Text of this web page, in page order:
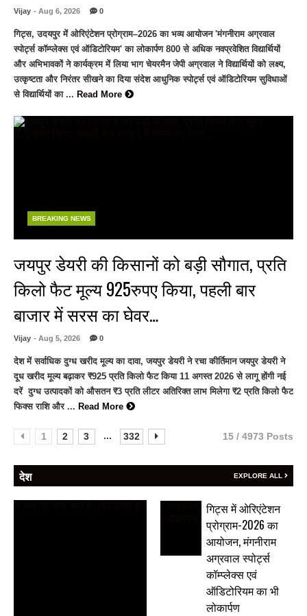
Vijay - Aug 6, 2026 0
गिट्स, उदयपुर में ओरिएंटेशन प्रोग्राम–2026 का भव्य आयोजन 'मंगनीराम अग्रवाल
स्पोर्ट्स कॉम्प्लेक्स एवं ऑडिटोरियम' का लोकार्पण 800 से अधिक नवप्रवेशित विद्यार्थियों
और अभिभावकों ने कार्यक्रम में लिया भाग चेयरमैन जेपी अग्रवाल ने विद्यार्थियों को लक्ष्य,
उत्कृष्टता और निरंतर सीखने का दिया संदेश आधुनिक स्पोर्ट्स एवं ऑडिटोरियम सुविधाओं
से विद्यार्थियों का ... Read More
BREAKING NEWS
जयपुर डेयरी की किसानों को बड़ी सौगात, प्रति
किलो फैट मूल्य 925रुपए किया, पहली बार
बाजार में सरस का घेवर…
Vijay - Aug 5, 2026 0
देश में सर्वाधिक दुग्ध खरीद मूल्य का दावा, जयपुर डेयरी ने रचा कीर्तिमान जयपुर डेयरी ने
दूध खरीद मूल्य बढ़ाकर ₹925 प्रति किलो फैट किया 11 अगस्त 2026 से लागू होंगी नई
दरें दुग्ध उत्पादकों को औसतन ₹3 प्रति लीटर अतिरिक्त लाभ मिलेगा ₹2 प्रति किलो फैट
फिक्स राशि और ... Read More
1 2 3 ... 332 15 / 4973 Posts
देश EXPLORE ALL
गिट्स में ओरिएंटेशन
प्रोग्राम-2026 का
आयोजन, मंगनीराम
अग्रवाल स्पोर्ट्स
कॉम्प्लेक्स एवं
ऑडिटोरियम का भी
लोकार्पण